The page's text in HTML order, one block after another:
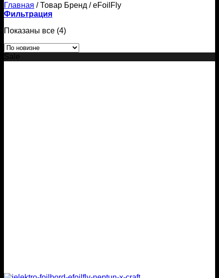
Главная /Товар Бренд /eFoilFly
Фильтрация
Показаны все (4)Сортировка:
недавние
Sale